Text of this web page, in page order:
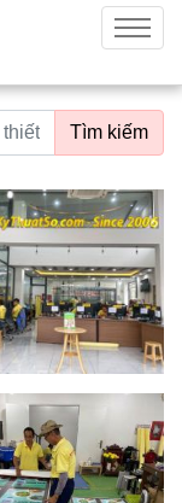
Menu
Tìm kiếm